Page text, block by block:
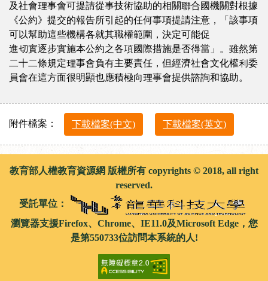
及社會理事會可提請從事技術協助的相關聯合國機關對根據
《公約》提交的報告所引起的任何事項提請注意，「該事項
可以幫助這些機構各就其職權範圍，決定可能促
進切實逐步實施本公約之各項國際措施是否得當」。雖然第
二十二條規定理事會負有主要責任，但經濟社會文化權利委
員會在這方面很明顯也應積極向理事會提供諮詢和協助。
附件檔案： 下載檔案(中文) 下載檔案(英文)
教育部人權教育資源網 版權所有 copyrights © 2018, all right
reserved.
受託單位：
瀏覽器支援Firefox、Chrome、IE11.0及Microsoft Edge，您
是第550733位訪問本系統的人!